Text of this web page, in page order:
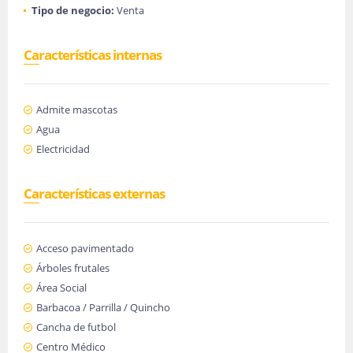
Tipo de negocio: Venta
Características internas
Admite mascotas
Agua
Electricidad
Características externas
Acceso pavimentado
Árboles frutales
Área Social
Barbacoa / Parrilla / Quincho
Cancha de futbol
Centro Médico